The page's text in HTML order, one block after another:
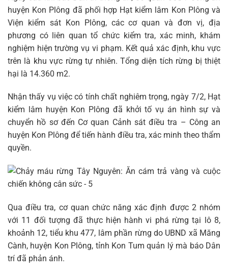
huyện Kon Plông đã phối hợp Hạt kiểm lâm Kon Plông và
Viện kiểm sát Kon Plông, các cơ quan và đơn vị, địa
phương có liên quan tổ chức kiểm tra, xác minh, khám
nghiệm hiện trường vụ vi phạm. Kết quả xác định, khu vực
trên là khu vực rừng tự nhiên. Tổng diện tích rừng bị thiệt
hại là 14.360 m2.
Nhận thấy vụ việc có tính chất nghiêm trọng, ngày 7/2, Hạt
kiểm lâm huyện Kon Plông đã khởi tố vụ án hình sự và
chuyển hồ sơ đến Cơ quan Cảnh sát điều tra – Công an
huyện Kon Plông để tiến hành điều tra, xác minh theo thẩm
quyền.
Qua điều tra, cơ quan chức năng xác định được 2 nhóm
với 11 đối tượng đã thực hiện hành vi phá rừng tại lô 8,
khoảnh 12, tiểu khu 477, lâm phần rừng do UBND xã Măng
Cành, huyện Kon Plông, tỉnh Kon Tum quản lý mà báo Dân
trí đã phản ánh.